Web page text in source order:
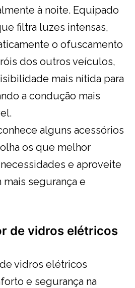
à noite. Equipado
filtra luzes intensas,
o ofuscamento
dos outros veículos,
mais nítida para
a condução mais
alguns acessórios
os que melhor
e aproveite
segurança e
de vidros elétricos
vidros elétricos
e segurança na